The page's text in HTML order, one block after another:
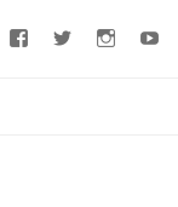
FacebookTwitter